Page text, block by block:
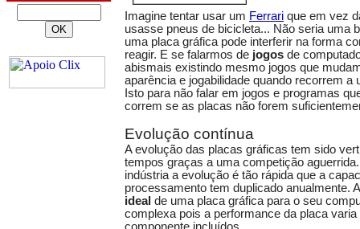
Imagine tentar usar um Ferrari que em vez
usasse pneus de bicicleta... Não seria uma
uma placa gráfica pode interferir na forma
reagir. E se falarmos de jogos de
abismais existindo mesmo jogos que
aparência e jogabilidade quando recorrem a
Isto para não falar em jogos e programas
correm se as placas não forem
Evolução contínua
A evolução das placas gráficas tem sido
tempos graças a uma competição
indústria a evolução é tão rápida que a
processamento tem duplicado anualmente.
ideal de uma placa gráfica para o seu
complexa pois a performance da placa